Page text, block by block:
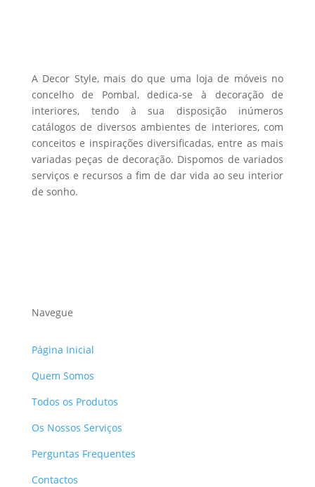
the
product
page
A Decor Style, mais do que uma loja de móveis no
concelho de Pombal, dedica-se à decoração de
interiores, tendo à sua disposição inúmeros
catálogos de diversos ambientes de interiores, com
conceitos e inspirações diversificadas, entre as mais
variadas peças de decoração. Dispomos de variados
serviços e recursos a fim de dar vida ao seu interior
de sonho.
Navegue
Página Inicial
Quem Somos
Todos os Produtos
Os Nossos Serviços
Perguntas Frequentes
Contactos